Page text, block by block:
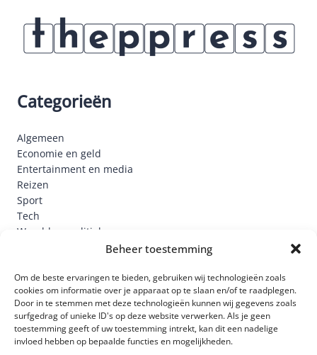
Beheer toestemming
Om de beste ervaringen te bieden, gebruiken wij technologieën zoals
cookies om informatie over je apparaat op te slaan en/of te raadplegen.
Door in te stemmen met deze technologieën kunnen wij gegevens zoals
surfgedrag of unieke ID's op deze website verwerken. Als je geen
toestemming geeft of uw toestemming intrekt, kan dit een nadelige
invloed hebben op bepaalde functies en mogelijkheden.
Categorieën
Algemeen
Economie en geld
Entertainment en media
Reizen
Sport
Tech
Wereld en politiek
Links
Home
Blog
Over ons